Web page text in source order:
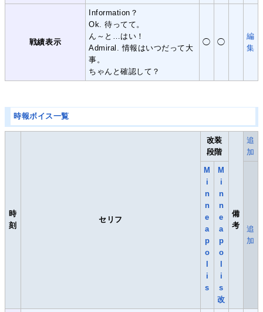
戦績表示
Information？
Ok. 待ってて。
ん～と…はい！
Admiral. 情報はいつだって大
事。
ちゃんと確認して？
◯ ◯
編
集
時報ボイス一覧
時
刻
セリフ
改装
段階
備
考
追
加
M
i
n
n
e
a
p
o
i
s
M
i
n
n
e
a
p
o
i
s
改
追
加